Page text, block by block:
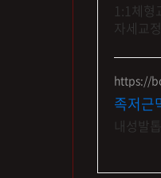
1:1체형교정운동전문센터
자세교
https://
족저근
내성발